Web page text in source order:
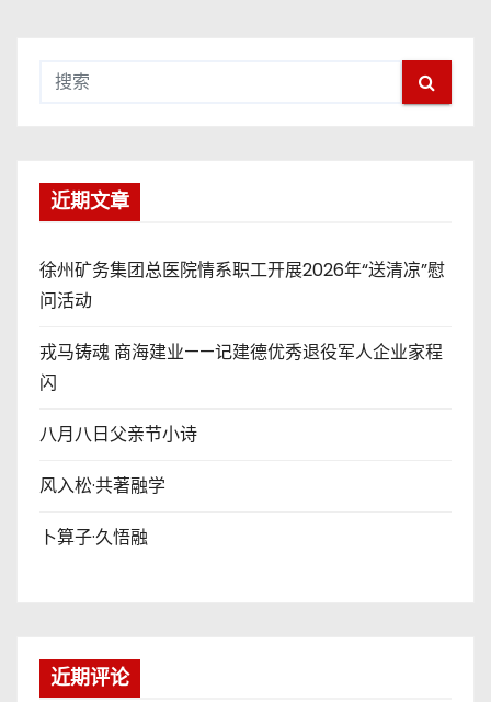
近期文章
徐州矿务集团总医院情系职工开展2026年“送清凉”慰
问活动
戎马铸魂 商海建业——记建德优秀退役军人企业家程
闪
八月八日父亲节小诗
风入松·共著融学
卜算子·久悟融
近期评论